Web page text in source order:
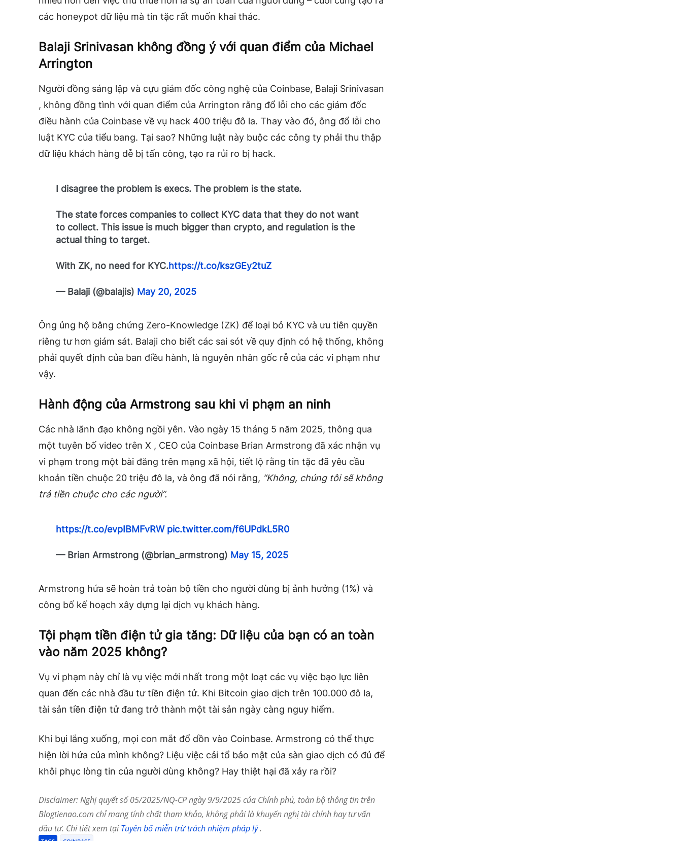
các honeypot dữ liệu mà tin tặc rất muốn khai thác.
Balaji Srinivasan không đồng ý với quan điểm của Michael
Arrington
Người đồng sáng lập và cựu giám đốc công nghệ của Coinbase, Balaji Srinivasan
, không đồng tình với quan điểm của Arrington rằng đổ lỗi cho các giám đốc
điều hành của Coinbase về vụ hack 400 triệu đô la. Thay vào đó, ông đổ lỗi cho
luật KYC của tiểu bang. Tại sao? Những luật này buộc các công ty phải thu thập
dữ liệu khách hàng dễ bị tấn công, tạo ra rủi ro bị hack.
I disagree the problem is execs. The problem is the state.
The state forces companies to collect KYC data that they do not want
to collect. This issue is much bigger than crypto, and regulation is the
actual thing to target.
With ZK, no need for KYC.https://t.co/kszGEy2tuZ
— Balaji (@balajis) May 20, 2025
Ông ủng hộ bằng chứng Zero-Knowledge (ZK) để loại bỏ KYC và ưu tiên quyền
riêng tư hơn giám sát. Balaji cho biết các sai sót về quy định có hệ thống, không
phải quyết định của ban điều hành, là nguyên nhân gốc rễ của các vi phạm như
vậy.
Hành động của Armstrong sau khi vi phạm an ninh
Các nhà lãnh đạo không ngồi yên. Vào ngày 15 tháng 5 năm 2025, thông qua
một tuyên bố video trên X , CEO của Coinbase Brian Armstrong đã xác nhận vụ
vi phạm trong một bài đăng trên mạng xã hội, tiết lộ rằng tin tặc đã yêu cầu
khoản tiền chuộc 20 triệu đô la, và ông đã nói rằng, “Không, chúng tôi sẽ không
trả tiền chuộc cho các người”.
https://t.co/evpIBMFvRW pic.twitter.com/f6UPdkL5R0
— Brian Armstrong (@brian_armstrong) May 15, 2025
Armstrong hứa sẽ hoàn trả toàn bộ tiền cho người dùng bị ảnh hưởng (1%) và
công bố kế hoạch xây dựng lại dịch vụ khách hàng.
Tội phạm tiền điện tử gia tăng: Dữ liệu của bạn có an toàn
vào năm 2025 không?
Vụ vi phạm này chỉ là vụ việc mới nhất trong một loạt các vụ việc bạo lực liên
quan đến các nhà đầu tư tiền điện tử. Khi Bitcoin giao dịch trên 100.000 đô la,
tài sản tiền điện tử đang trở thành một tài sản ngày càng nguy hiểm.
Khi bụi lắng xuống, mọi con mắt đổ dồn vào Coinbase. Armstrong có thể thực
hiện lời hứa của mình không? Liệu việc cải tổ bảo mật của sàn giao dịch có đủ để
khôi phục lòng tin của người dùng không? Hay thiệt hại đã xảy ra rồi?
Disclaimer: Nghị quyết số 05/2025/NQ-CP ngày 9/9/2025 của Chính phủ, toàn bộ thông tin trên
Blogtienao.com chỉ mang tính chất tham khảo, không phải là khuyến nghị tài chính hay tư vấn
đầu tư. Chi tiết xem tạiTuyên bố miễn trừ trách nhiệm pháp lý.